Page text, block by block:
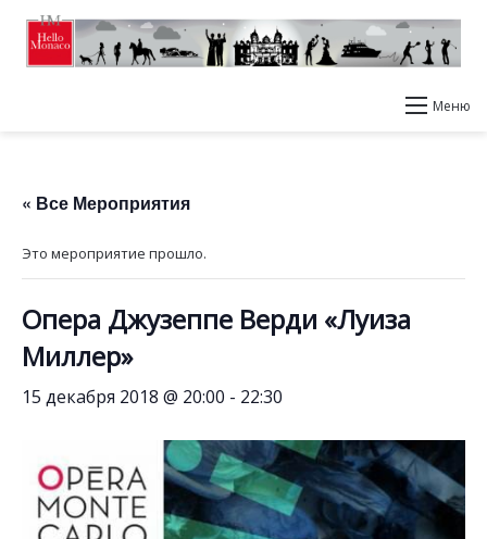
Меню
« Все Мероприятия
Это мероприятие прошло.
Опера Джузеппе Верди «Луиза
Миллер»
15 декабря 2018 @ 20:00 - 22:30